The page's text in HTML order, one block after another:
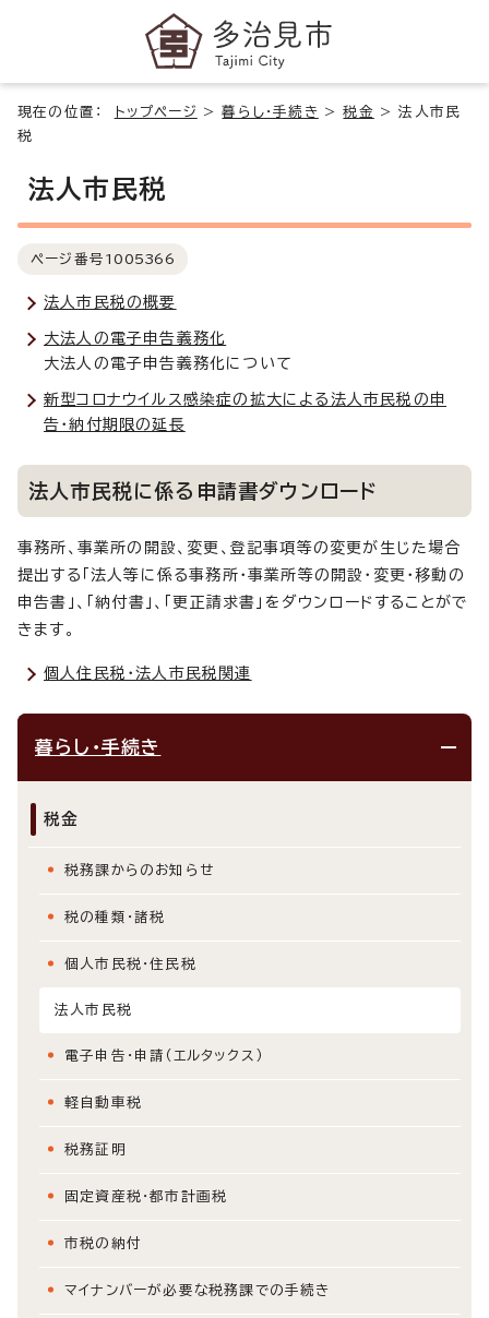
現在の位置： トップページ >暮らし・手続き >税金 >法人市民
税
法人市民税
ページ番号 1005366
法人市民税の概要
大法人の電子申告義務化
大法人の電子申告義務化について
新型コロナウイルス感染症の拡大による法人市民税の申
告・納付期限の延長
法人市民税に係る申請書ダウンロード
事務所、事業所の開設、変更、登記事項等の変更が生じた場合
提出する「法人等に係る事務所・事業所等の開設・変更・移動の
申告書」、「納付書」、「更正請求書」をダウンロードすることがで
きます。
個人住民税・法人市民税関連
暮らし・手続き
税金
税務課からのお知らせ
税の種類・諸税
個人市民税・住民税
法人市民税
電子申告・申請（エルタックス）
軽自動車税
税務証明
固定資産税・都市計画税
市税の納付
マイナンバーが必要な税務課での手続き